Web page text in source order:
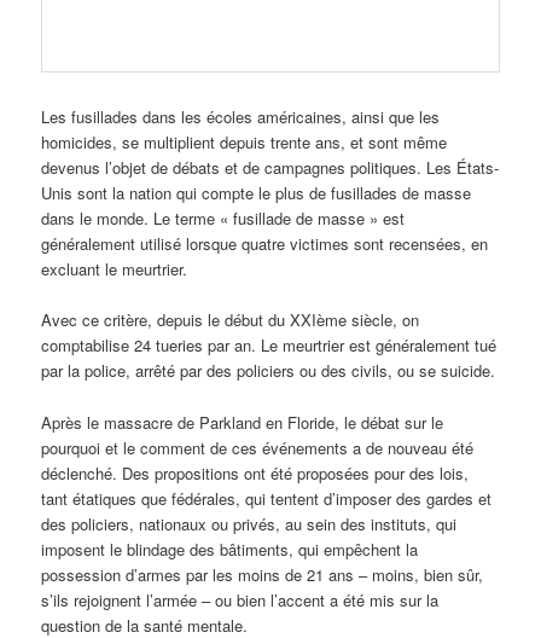
Les fusillades dans les écoles américaines, ainsi que les
homicides, se multiplient depuis trente ans, et sont même
devenus l’objet de débats et de campagnes politiques. Les États-
Unis sont la nation qui compte le plus de fusillades de masse
dans le monde. Le terme « fusillade de masse » est
généralement utilisé lorsque quatre victimes sont recensées, en
excluant le meurtrier.
Avec ce critère, depuis le début du XXIème siècle, on
comptabilise 24 tueries par an. Le meurtrier est généralement tué
par la police, arrêté par des policiers ou des civils, ou se suicide.
Après le massacre de Parkland en Floride, le débat sur le
pourquoi et le comment de ces événements a de nouveau été
déclenché. Des propositions ont été proposées pour des lois,
tant étatiques que fédérales, qui tentent d’imposer des gardes et
des policiers, nationaux ou privés, au sein des instituts, qui
imposent le blindage des bâtiments, qui empêchent la
possession d’armes par les moins de 21 ans – moins, bien sûr,
s’ils rejoignent l’armée – ou bien l’accent a été mis sur la
question de la santé mentale.